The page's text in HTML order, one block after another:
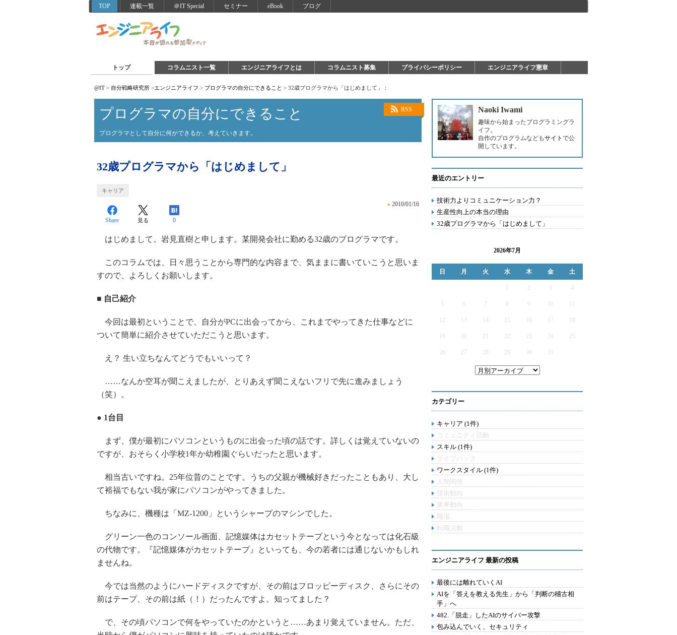
TOP 連載一覧 ＠IT Special セミナー eBook ブログ
トップ コラムニスト一覧 エンジニアライフとは コラムニスト募集 プライバシーポリシー エンジニアライフ憲章
@IT > 自分戦略研究所 >エンジニアライフ > プログラマの自分にできること > 32歳プログラマから「はじめまして」：
RSS
プログラマの自分にできること
プログラマとして自分に何ができるか、考えていきます。
32歳プログラマから「はじめまして」
キャリア
» 2010/01/16
Share 見る 0
はじめまして。岩見直樹と申します。某開発会社に勤める32歳のプログラマです。
このコラムでは、日々思うことから専門的な内容まで、気ままに書いていこうと思いま
すので、よろしくお願いします。
■ 自己紹介
今回は最初ということで、自分がPCに出会ってから、これまでやってきた仕事などに
ついて簡単に紹介させていただこうと思います。
え？ 生い立ちなんてどうでもいいって？
……なんか空耳が聞こえましたが、とりあえず聞こえないフリで先に進みましょう
（笑）。
● 1台目
まず、僕が最初にパソコンというものに出会った頃の話です。詳しくは覚えていないの
ですが、おそらく小学校1年か幼稚園ぐらいだったと思います。
相当古いですね。25年位昔のことです。うちの父親が機械好きだったこともあり、大し
て裕福でもない我が家にパソコンがやってきました。
ちなみに、機種は「MZ-1200」というシャープのマシンでした。
グリーン一色のコンソール画面、記憶媒体はカセットテープという今となっては化石級
の代物です。『記憶媒体がカセットテープ』といっても、今の若者には通じないかもしれ
ませんね。
今では当然のようにハードディスクですが、その前はフロッピーディスク、さらにその
前はテープ、その前は紙（！）だったんですよ。知ってました？
で、その頃パソコンで何をやっていたのかというと……あまり覚えていません。ただ、
Naoki Iwami
趣味から始まったプログラミングラ
イフ。
自作のプログラムなどもサイト で公
開しています。
最近のエントリー
技術力よりコミュニケーション力？
生産性向上の本当の理由
32歳プログラマから「はじめまして」
2026年7月
日 月 火 水 木 金 土
2 3 4
5 6 7 9
12 13 14 15 16 17
19 20 21 22 23 24 25
26 27 28 29 30 31
カテゴリー
キャリア (1件)
コミュニティ活動
スキル (1件)
ライフハック
ワークスタイル (1件)
人間関係
技術動向
業界動向
職場
転職活動
エンジニアライフ 最新の投稿
最後には離れていくAI
AIを「答えを教える先生」から「判断の稽古相
手」へ
482.「脱走」したAIのサイバー攻撃
包み込んでいく、セキュリティ